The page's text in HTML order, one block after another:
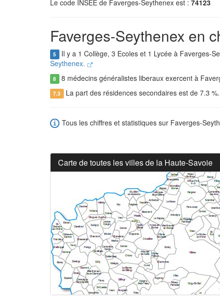
Le code INSEE de Faverges-Seythenex est : 74123
Faverges-Seythenex en
5 Il y a 1 Collège, 3 Ecoles et 1 Lycée à Faverges-
Seythenex.
8 8 médecins généralistes liberaux exercent à
7.3 La part des résidences secondaires est de 7.3
Tous les chiffres et statistiques sur Faverges-
Carte de toutes les villes de la Haute-Savoie